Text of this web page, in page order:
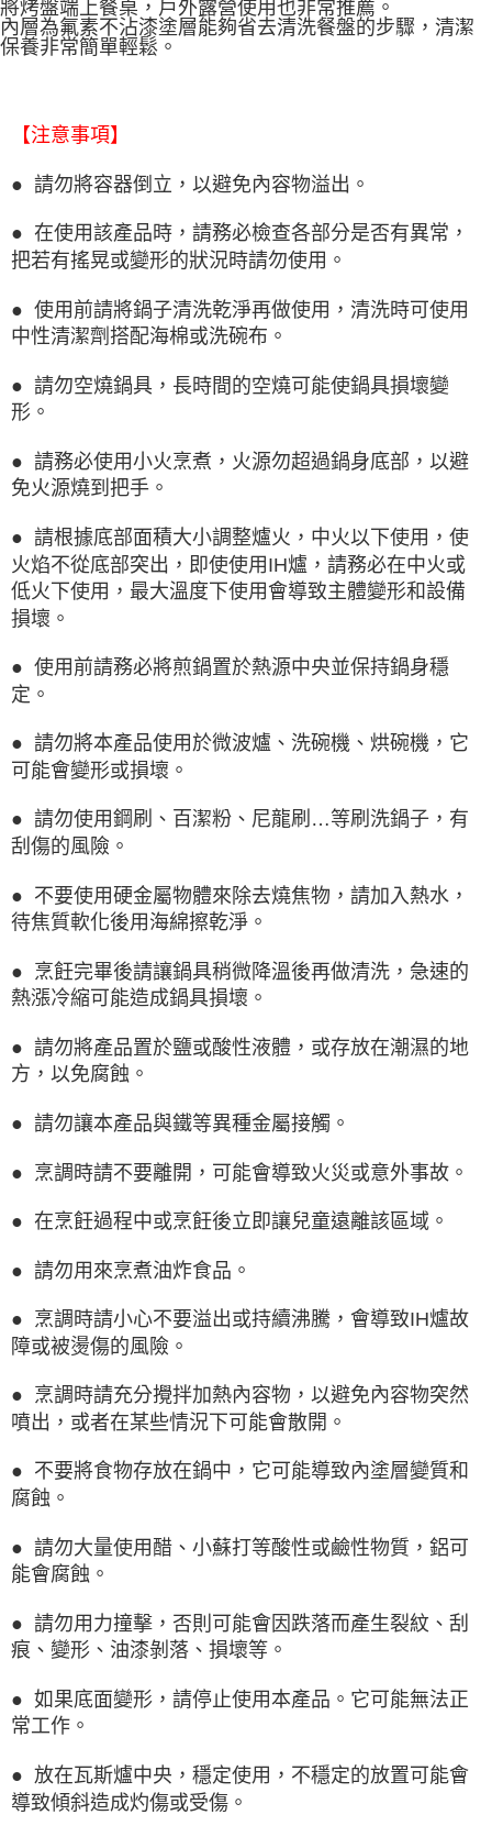
將烤盤端上餐桌，戶外露營使用也非常推薦。
內層為氟素不沾漆塗層能夠省去清洗餐盤的步驟，清潔
保養非常簡單輕鬆。
【注意事項】
● 請勿將容器倒立，以避免內容物溢出。
● 在使用該產品時，請務必檢查各部分是否有異常，
把若有搖晃或變形的狀況時請勿使用。
● 使用前請將鍋子清洗乾淨再做使用，清洗時可使用
中性清潔劑搭配海棉或洗碗布。
● 請勿空燒鍋具，長時間的空燒可能使鍋具損壞變
形。
● 請務必使用小火烹煮，火源勿超過鍋身底部，以避
免火源燒到把手。
● 請根據底部面積大小調整爐火，中火以下使用，使
火焰不從底部突出，即使使用IH爐，請務必在中火或
低火下使用，最大溫度下使用會導致主體變形和設備
損壞。
● 使用前請務必將煎鍋置於熱源中央並保持鍋身穩
定。
● 請勿將本產品使用於微波爐、洗碗機、烘碗機，它
可能會變形或損壞。
● 請勿使用鋼刷、百潔粉、尼龍刷…等刷洗鍋子，有
刮傷的風險。
● 不要使用硬金屬物體來除去燒焦物，請加入熱水，
待焦質軟化後用海綿擦乾淨。
● 烹飪完畢後請讓鍋具稍微降溫後再做清洗，急速的
熱漲冷縮可能造成鍋具損壞。
● 請勿將產品置於鹽或酸性液體，或存放在潮濕的地
方，以免腐蝕。
● 請勿讓本產品與鐵等異種金屬接觸。
● 烹調時請不要離開，可能會導致火災或意外事故。
● 在烹飪過程中或烹飪後立即讓兒童遠離該區域。
● 請勿用來烹煮油炸食品。
● 烹調時請小心不要溢出或持續沸騰，會導致IH爐故
障或被燙傷的風險。
● 烹調時請充分攪拌加熱內容物，以避免內容物突然
噴出，或者在某些情況下可能會散開。
● 不要將食物存放在鍋中，它可能導致內塗層變質和
腐蝕。
● 請勿大量使用醋、小蘇打等酸性或鹼性物質，鋁可
能會腐蝕。
● 請勿用力撞擊，否則可能會因跌落而產生裂紋、刮
痕、變形、油漆剝落、損壞等。
● 如果底面變形，請停止使用本產品。它可能無法正
常工作。
● 放在瓦斯爐中央，穩定使用，不穩定的放置可能會
導致傾斜造成灼傷或受傷。